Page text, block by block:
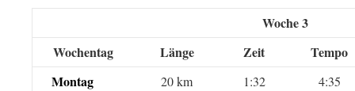
Woche 3
Wochentag
Länge Zeit
Tempo
Montag
20 km
1:32
4:35